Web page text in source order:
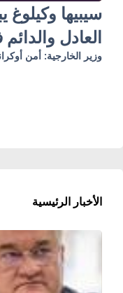
سيبيها
العادل والدائم
وزير الخارجية: أمن
الأخبار الرئيسية